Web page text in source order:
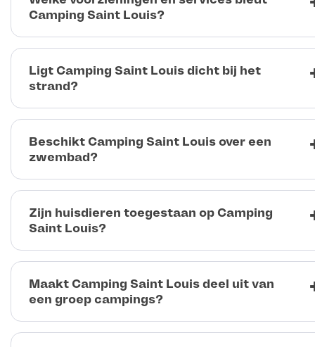
Camping Saint Louis?
Ligt Camping Saint Louis dicht bij het
strand?
Beschikt Camping Saint Louis over een
zwembad?
Zijn huisdieren toegestaan op Camping
Saint Louis?
Maakt Camping Saint Louis deel uit van
een groep campings?